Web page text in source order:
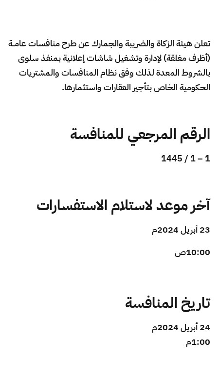
الزكاة الجمارك
ضريبة القيمة المضافة
الإقرار الضريبي
التصرفات العقارية
تعلن هيئة الزكاة والضريبة والجمارك عن طرح منافسات عامــة
(أظرف مغلقة) لإدارة وتشغيل شاشات إعلانية بمنفذ سلوى
بالشروط المعدة لذلك وفق نظام المنافسات والمشتريات
الحكومية الخاص بتأجير العقارات واستثمارها.
الرقم المرجعي للمنافسة
1 – 1 / 1445
آخر موعد لاستلام الاستفسارات
23 أبريل 2024م
10:00ص
تاريخ المنافسة
24 أبريل 2024م ​
1:00م